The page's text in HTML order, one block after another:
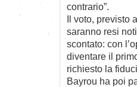
contrario”.
Il voto, previsto
saranno resi
scontato: con
diventare il
richiesto la
Bayrou ha poi